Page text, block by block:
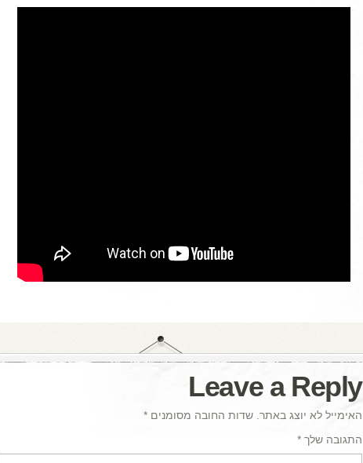
Leave a Reply
האימייל לא יוצג באתר. שדות החובה מסומנים *
התגובה שלך *